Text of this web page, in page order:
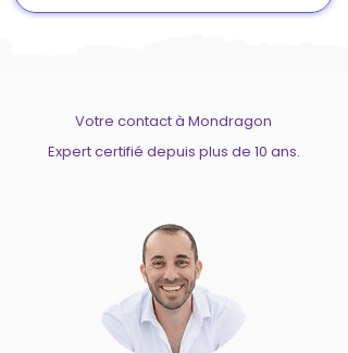
Votre contact à Mondragon
Expert certifié depuis plus de 10 ans.